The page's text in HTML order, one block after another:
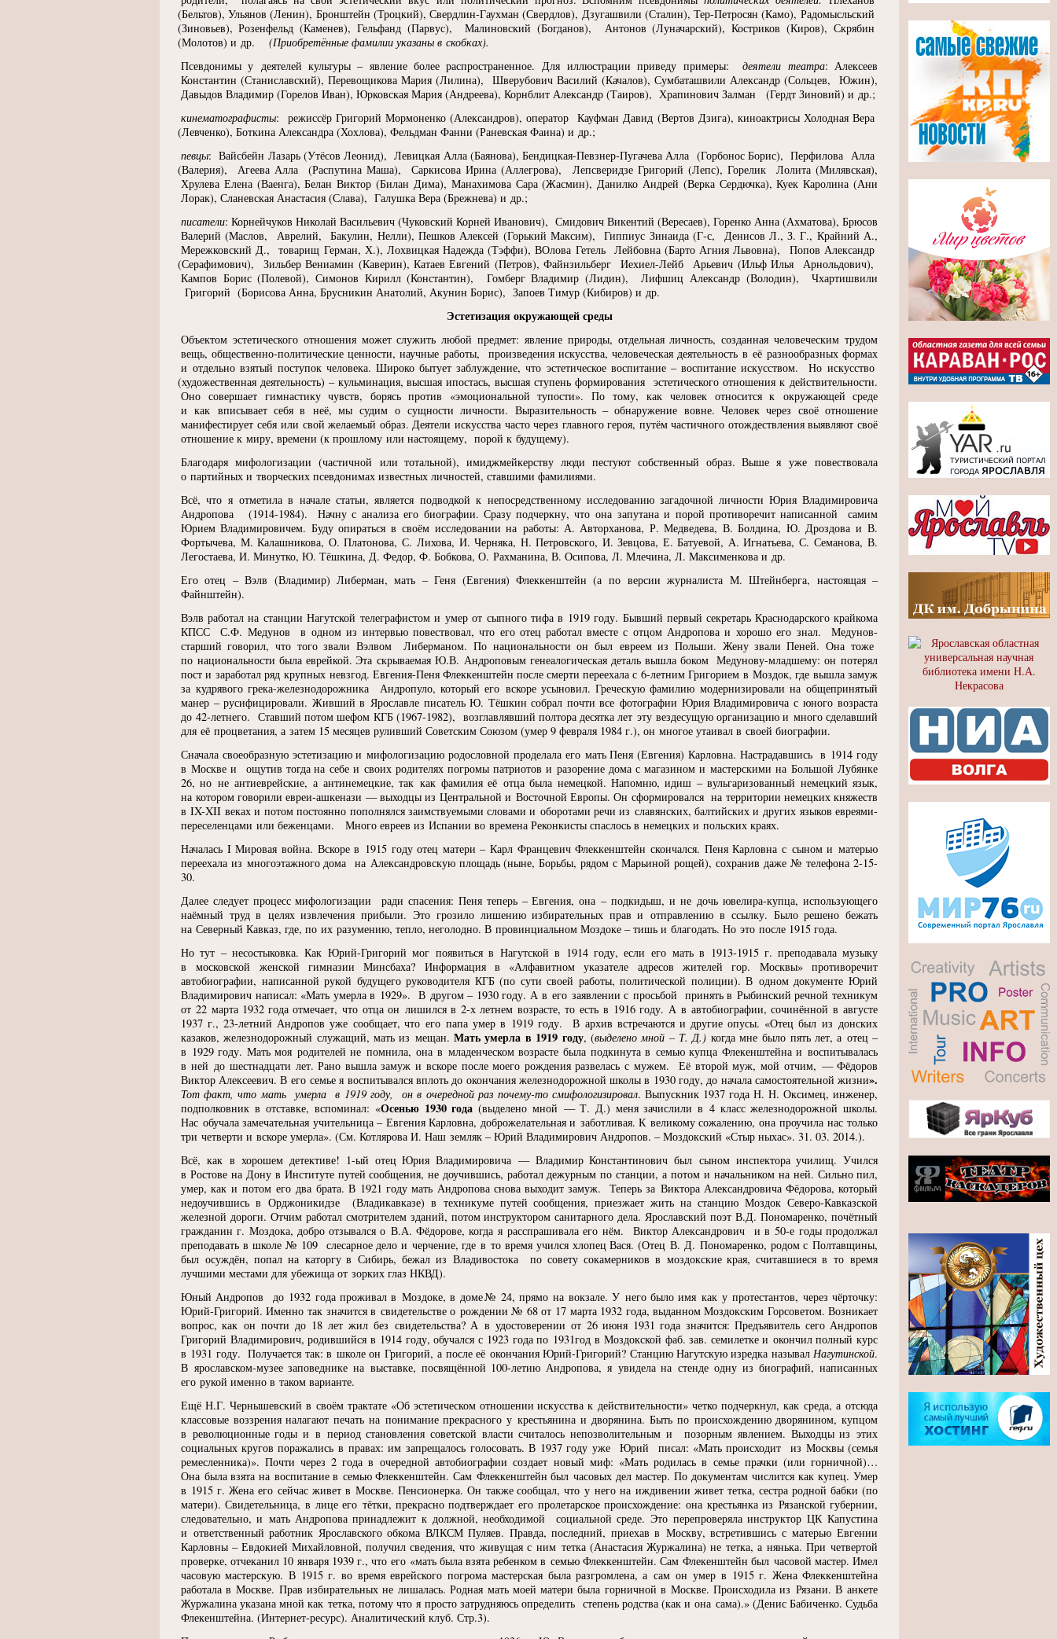
(Бельтов), Ульянов (Ленин), Бронштейн (Троцкий), Свердлин-Гаухман (Свердлов), Дзугашвили (Сталин), Тер-Петросян (Камо), Радомысльский
(Зиновьев), Розенфельд (Каменев), Гельфанд (Парвус), Малиновский (Богданов), Антонов (Луначарский), Костриков (Киров), Скрябин
(Молотов) и др. (Приобретённые фамилии указаны в скобках).
Псевдонимы у деятелей культуры – явление более распространенное. Для иллюстрации приведу примеры:деятели театра: Алексеев
Константин (Станиславский), Перевощикова Мария (Лилина), Шверубович Василий (Качалов), Сумбаташвили Александр (Сольцев, Южин),
Давыдов Владимир (Горелов Иван), Юрковская Мария (Андреева), Корнблит Александр (Таиров), Храпинович Залман (Гердт Зиновий) и др.;
кинематографисты: режиссёр Григорий Мормоненко (Александров), оператор Кауфман Давид (Вертов Дзига), киноактрисы Холодная Вера
(Левченко), Боткина Александра (Хохлова), Фельдман Фанни (Раневская Фаина) и др.;
певцы: Вайсбейн Лазарь (Утёсов Леонид), Левицкая Алла (Баянова), Бендицкая-Певзнер-Пугачева Алла (Горбонос Борис), Перфилова Алла
(Валерия), Агеева Алла (Распутина Маша), Саркисова Ирина (Аллегрова), Лепсверидзе Григорий (Лепс), Горелик Лолита (Милявская),
Хрулева Елена (Ваенга), Белан Виктор (Билан Дима), Манахимова Сара (Жасмин), Данилко Андрей (Верка Сердючка), Куек Каролина (Ани
Лорак), Сланевская Анастасия (Слава), Галушка Вера (Брежнева) и др.;
писатели: Корнейчуков Николай Васильевич (Чуковский Корней Иванович), Смидович Викентий (Вересаев), Горенко Анна (Ахматова), Брюсов
Валерий (Маслов, Аврелий, Бакулин, Нелли), Пешков Алексей (Горький Максим), Гиппиус Зинаида (Г-с, Денисов Л., З. Г., Крайний А.,
Мережковский Д., товарищ Герман, Х.), Лохвицкая Надежда (Тэффи), ВОлова Гетель Лейбовна (Барто Агния Львовна), Попов Александр
(Серафимович), Зильбер Вениамин (Каверин), Катаев Евгений (Петров), Файнзильберг Иехиел-Лейб Арьевич (Ильф Илья Арнольдович),
Кампов Борис (Полевой), Симонов Кирилл (Константин), Гомберг Владимир (Лидин), Лифшиц Александр (Володин), Чхартишвили
Григорий (Борисова Анна, Брусникин Анатолий, Акунин Борис), Запоев Тимур (Кибиров) и др.
Эстетизация окружающей среды
Объектом эстетического отношения может служить любой предмет: явление природы, отдельная личность, созданная человеческим трудом
вещь, общественно-политические ценности, научные работы, произведения искусства, человеческая деятельность в её разнообразных формах
и отдельно взятый поступок человека. Широко бытует заблуждение, что эстетическое воспитание – воспитание искусством. Но искусство
(художественная деятельность) – кульминация, высшая ипостась, высшая ступень формирования эстетического отношения к действительности.
Оно совершает гимнастику чувств, борясь против
«эмоциональной тупости». По тому, как человек относится к окружающей среде
и как вписывает себя в неё, мы судим о сущности личности. Выразительность – обнаружение вовне. Человек через своё отношение
манифестирует себя или свой желаемый образ. Деятели искусства часто через главного героя, путём частичного отождествления выявляют своё
отношение к миру, времени (к прошлому или настоящему, порой к будущему).
Благодаря мифологизации (частичной или тотальной), имиджмейкерству люди пестуют собственный образ. Выше я уже повествовала
о партийных и творческих псевдонимах известных личностей, ставшими фамилиями.
Всё, что я отметила в начале статьи, является подводкой к непосредственному исследованию загадочной личности Юрия Владимировича
Андропова
(1914-1984). Начну с анализа его биографии. Сразу подчеркну, что она запутана и порой противоречит написанной самим
Юрием Владимировичем. Буду опираться в своём исследовании на работы: А. Авторханова, Р. Медведева, В. Болдина, Ю. Дроздова и В.
Фортычева, М. Калашникова, О. Платонова, С. Лихова, И. Черняка, Н. Петровского, И. Зевцова, Е. Батуевой, А. Игнатьева, С. Семанова, В.
Легостаева, И. Минутко, Ю. Тёшкина, Д. Федор, Ф. Бобкова, О. Рахманина, В. Осипова, Л. Млечина, Л. Максименкова и др.
Его отец – Вэлв (Владимир) Либерман, мать – Геня (Евгения) Флеккенштейн (а по версии журналиста М. Штейнберга, настоящая –
Файнштейн).
Вэлв работал на станции Нагутской телеграфистом и умер от сыпного тифа в 1919 году. Бывший первый секретарь Краснодарского крайкома
КПСС С.Ф. Медунов в одном из интервью повествовал, что его отец работал вместе с отцом Андропова и хорошо его знал. Медунов-
старший говорил, что того звали Вэлвом Либерманом. По национальности он был евреем из Польши. Жену звали Пеней. Она тоже
по национальности была еврейкой. Эта скрываемая Ю.В. Андроповым генеалогическая деталь вышла боком Медунову-младшему: он потерял
пост и заработал ряд крупных невзгод. Евгения-Пеня Флеккенштейн после смерти переехала с 6-летним Григорием в Моздок, где вышла замуж
за кудрявого грека-железнодорожника Андропуло, который его вскоре усыновил. Греческую фамилию модернизировали на общепринятый
манер – русифицировали. Живший в Ярославле писатель Ю. Тёшкин собрал почти все фотографии Юрия Владимировича с юного возраста
до 42-летнего. Ставший потом шефом КГБ (1967-1982), возглавлявший полтора десятка лет эту вездесущую организацию и много сделавший
для её процветания, а затем 15 месяцев руливший Советским Союзом (умер 9 февраля 1984 г.), он многое утаивал в своей биографии.
Сначала своеобразную эстетизацию и мифологизацию родословной проделала его мать Пеня (Евгения) Карловна. Настрадавшись в 1914 году
в Москве и ощутив тогда на себе и своих родителях погромы патриотов и разорение дома с магазином и мастерскими на Большой Лубянке
26, но не антиеврейские, а антинемецкие, так как фамилия её отца была немецкой. Напомню, идиш – вульгаризованный немецкий язык,
на котором говорили евреи-ашкенази — выходцы из Центральной и Восточной Европы. Он сформировался на территории немецких княжеств
в IX-XII веках и потом постоянно пополнялся заимствуемыми словами и оборотами речи из славянских, балтийских и других языков евреями-
переселенцами или беженцами. Много евреев из Испании во времена Реконкисты спаслось в немецких и польских краях.
Началась I Мировая война. Вскоре в 1915 году отец матери – Карл Францевич Флеккенштейн скончался. Пеня Карловна с сыном и матерью
переехала из многоэтажного дома на Александровскую площадь (ныне, Борьбы, рядом с Марьиной рощей), сохранив даже № телефона 2-15-
30.
Далее следует процесс мифологизации ради спасения: Пеня теперь – Евгения, она – подкидыш, и не дочь ювелира-купца, использующего
наёмный труд в целях извлечения прибыли. Это грозило лишению избирательных прав и отправлению в ссылку. Было решено бежать
на Северный Кавказ, где, по их разумению, тепло, неголодно. В провинциальном Моздоке – тишь и благодать. Но это после 1915 года.
Но тут – несостыковка. Как Юрий-Григорий мог появиться в Нагутской в 1914 году, если его мать в 1913-1915 г. преподавала музыку
в московской женской гимназии Минсбаха? Информация в
«Алфавитном указателе адресов жителей гор. Москвы» противоречит
автобиографии, написанной рукой будущего руководителя КГБ (по сути своей работы, политической полиции). В одном документе Юрий
Владимирович написал: «Мать умерла в 1929». В другом – 1930 году. А в его заявлении с просьбой принять в Рыбинский речной техникум
от 22 марта 1932 года отмечает, что отца он лишился в 2-х летнем возрасте, то есть в 1916 году. А в автобиографии, сочинённой в августе
1937 г., 23-летний Андропов уже сообщает, что его папа умер в 1919 году. В архив встречаются и другие опусы. «Отец был из донских
казаков, железнодорожный служащий, мать из мещан.Мать умерла в 1919 году, (выделено мной – Т. Д.) когда мне было пять лет, а отец –
в 1929 году. Мать моя родителей не помнила, она в младенческом возрасте была подкинута в семью купца Флекенштейна и воспитывалась
в ней до шестнадцати лет. Рано вышла замуж и вскоре после моего рождения развелась с мужем. Её второй муж, мой отчим, — Фёдоров
Виктор Алексеевич. В его семье я воспитывался вплоть до окончания железнодорожной школы в 1930 году, до начала самостоятельной жизни».
Тот факт, что мать умерла в 1919 году, он в очередной раз почему-то смифологизировал. Выпускник 1937 года Н. Н. Оксимец, инженер,
подполковник в отставке, вспоминал: «Осенью 1930 года (выделено мной — Т. Д.) меня зачислили в 4 класс железнодорожной школы.
Нас обучала замечательная учительница – Евгения Карловна, доброжелательная и заботливая. К великому сожалению, она проучила нас только
три четверти и вскоре умерла». (См. Котлярова И. Наш земляк – Юрий Владимирович Андропов. – Моздокский «Стыр ныхас». 31. 03. 2014.).
Всё, как в хорошем детективе! 1-ый отец Юрия Владимировича — Владимир Константинович был сыном инспектора училищ. Учился
в Ростове на Дону в Институте путей сообщения, не доучившись, работал дежурным по станции, а потом и начальником на ней. Сильно пил,
умер, как и потом его два брата. В 1921 году мать Андропова снова выходит замуж. Теперь за Виктора Александровича Фёдорова, который
недоучившись в Орджоникидзе
(Владикавказе) в техникуме путей сообщения, приезжает жить на станцию Моздок Северо-Кавказской
железной дороги. Отчим работал смотрителем зданий, потом инструктором санитарного дела. Ярославский поэт В.Д. Пономаренко, почётный
гражданин г. Моздока, добро отзывался о В.А. Фёдорове, когда я расспрашивала его нём. Виктор Александрович и в 50-е годы продолжал
преподавать в школе № 109 слесарное дело и черчение, где в то время учился хлопец Вася. (Отец В. Д. Пономаренко, родом с Полтавщины,
был осуждён, попал на каторгу в Сибирь, бежал из Владивостока по совету сокамерников в моздокские края, считавшиеся в то время
лучшими местами для убежища от зорких глаз НКВД).
Юный Андропов до 1932 года проживал в Моздоке, в доме№ 24, прямо на вокзале. У него было имя как у протестантов, через чёрточку:
Юрий-Григорий. Именно так значится в свидетельстве о рождении № 68 от 17 марта 1932 года, выданном Моздокским Горсоветом. Возникает
вопрос, как он почти до 18 лет жил без свидетельства? А в удостоверении от 26 июня 1931 года значится: Предъявитель сего Андропов
Григорий Владимирович, родившийся в 1914 году, обучался с 1923 года по 1931год в Моздокской фаб. зав. семилетке и окончил полный курс
в 1931 году. Получается так: в школе он Григорий, а после её окончания Юрий-Григорий? Станцию Нагутскую изредка называл Нагутинской.
В ярославском-музее заповеднике на выставке, посвящённой 100-летию Андропова, я увидела на стенде одну из биографий, написанных
его рукой именно в таком варианте.
Ещё Н.Г. Чернышевский в своём трактате «Об эстетическом отношении искусства к действительности» четко подчеркнул, как среда, а отсюда
классовые воззрения налагают печать на понимание прекрасного у крестьянина и дворянина. Быть по происхождению дворянином, купцом
в революционные годы и в период становления советской власти считалось непозволительным и позорным явлением. Выходцы из этих
социальных кругов поражались в правах: им запрещалось голосовать. В 1937 году уже Юрий писал: «Мать происходит из Москвы (семья
ремесленника)». Почти через 2 года в очередной автобиографии создает новый миф: «Мать родилась в семье прачки (или горничной)…
Она была взята на воспитание в семью Флеккенштейн. Сам Флеккенштейн был часовых дел мастер. По документам числится как купец. Умер
в 1915 г. Жена его сейчас живет в Москве. Пенсионерка. Он также сообщал, что у него на иждивении живет тетка, сестра родной бабки (по
матери). Свидетельница, в лице его тётки, прекрасно подтверждает его пролетарское происхождение: она крестьянка из Рязанской губернии,
следовательно, и мать Андропова принадлежит к должной, необходимой социальной среде. Это перепроверяла инструктор ЦК Капустина
и ответственный работник Ярославского обкома ВЛКСМ Пуляев. Правда, последний, приехав в Москву, встретившись с матерью Евгении
Карловны – Евдокией Михайловной, получил сведения, что живущая с ним тетка (Анастасия Журжалина) не тетка, а нянька. При четвертой
проверке, отчеканил 10 января 1939 г., что его «мать была взята ребенком в семью Флеккенштейн. Сам Флекенштейн был часовой мастер. Имел
часовую мастерскую. В 1915 г. во время еврейского погрома мастерская была разгромлена, а сам он умер в 1915 г. Жена Флеккенштейна
работала в Москве. Прав избирательных не лишалась. Родная мать моей матери была горничной в Москве. Происходила из Рязани. В анкете
Журжалина указана мной как тетка, потому что я просто затрудняюсь определить степень родства (как и она сама).» (Денис Бабиченко. Судьба
Флекенштейна. (Интернет-ресурс). Аналитический клуб. Стр.3).